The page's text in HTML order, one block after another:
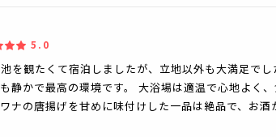
5.0
を観たくて宿泊しましたが、立地以外も大満足で
静かで最高の環境です。 大浴場は適温で心地よく
ナの唐揚げを甘めに味付けした一品は絶品で、お